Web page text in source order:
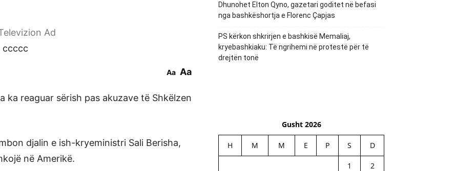
Ad
ccccc
Aa Aa
ka reaguar sërish pas akuzave të Shkëlzen
djalin e ish-kryeministri Sali Berisha,
në Amerikë.
Dhunohet Elton Qyno, gazetari goditet në befasi
nga bashkëshortja e Florenc Çapjas
PS kërkon shkrirjen e bashkisë Memaliaj,
kryebashkiaku: Të ngrihemi në protestë për të
drejtën tonë
Gusht 2026
H M M E P S D
1
2